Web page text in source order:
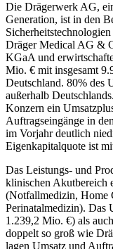
Die Drägerwerk AG,
Generation, ist in den
Dräger Medical AG &
KGaA und
Mio. € mit insgesamt
Deutschland. 80% des
außerhalb
Konzern ein
Auftragseingänge in
im Vorjahr deutlich
Eigenkapitalquote ist
Das Leistungs- und
klinischen Akutbereich
(Notfallmedizin, Home
Perinatalmedizin). Das
1.239,2 Mio. €) als
doppelt so groß wie
lagen Umsatz und